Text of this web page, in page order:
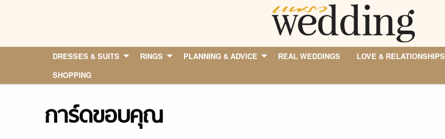
DRESSES & SUITS RINGS PLANNING & ADVICE REAL WEDDINGS LOVE & RELATIONSHIPS
SHOPPING
การ์ดขอบคุณ